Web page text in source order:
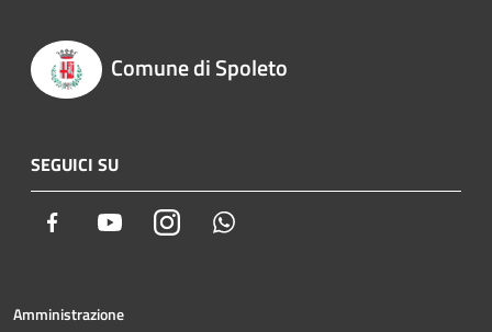
Comune di Spoleto
SEGUICI SU
Facebook YoutubeInstagram
Amministrazione